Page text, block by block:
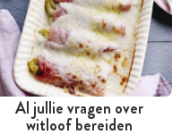
Al jullie vragen over
witloof bereiden